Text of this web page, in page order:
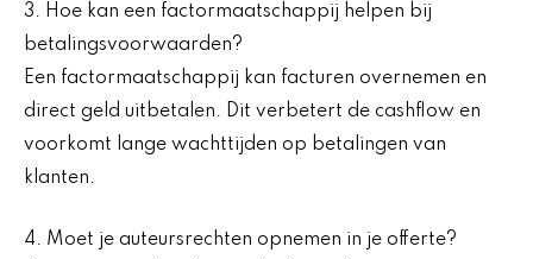
3. Hoe kan een factormaatschappij helpen bij
betalingsvoorwaarden?
Een factormaatschappij kan facturen overnemen en
direct geld uitbetalen. Dit verbetert de cashflow en
voorkomt lange wachttijden op betalingen van
klanten.
4. Moet je auteursrechten opnemen in je offerte?